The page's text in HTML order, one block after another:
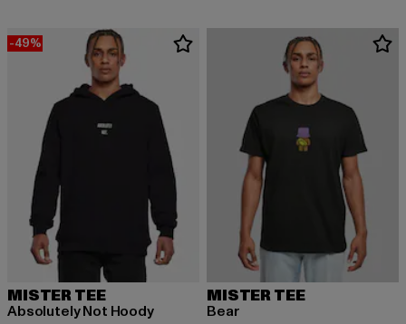
-49%
MISTER TEE
Absolutely Not Hoody
MISTER TEE
Bear